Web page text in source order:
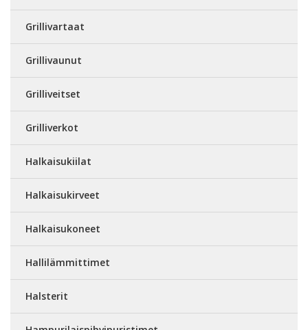
Grillivartaat
Grillivaunut
Grilliveitset
Grilliverkot
Halkaisukiilat
Halkaisukirveet
Halkaisukoneet
Hallilämmittimet
Halsterit